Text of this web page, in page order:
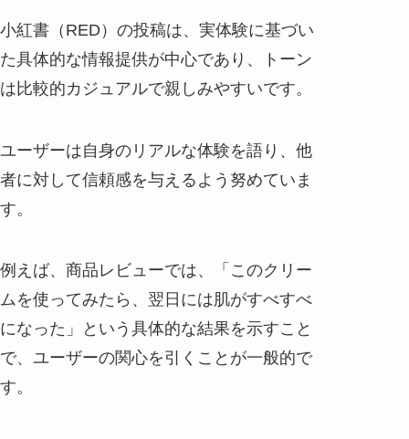
小紅書（RED）の投稿は、実体験に基づい
た具体的な情報提供が中心であり、トーン
は比較的カジュアルで親しみやすいです。
ユーザーは自身のリアルな体験を語り、他
者に対して信頼感を与えるよう努めていま
す。
例えば、商品レビューでは、「このクリー
ムを使ってみたら、翌日には肌がすべすべ
になった」という具体的な結果を示すこと
で、ユーザーの関心を引くことが一般的で
す。